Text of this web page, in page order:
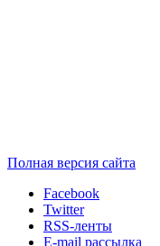
Полная версия сайта
Facebook
Twitter
RSS-ленты
E-mail рассылка